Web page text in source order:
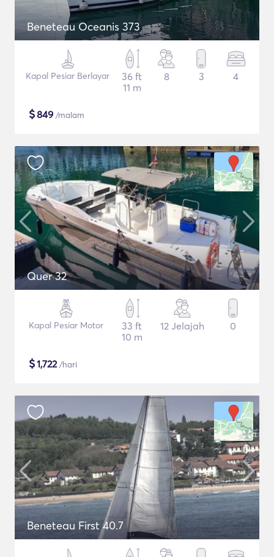
Beneteau Oceanis 373
Kapal Pesiar Berlayar
36 ft
11 m
8 3 4
$849 /malam
Quer 32
Kapal Pesiar Motor
33 ft
10 m
12 Jelajah 0
$1,722/hari
Beneteau First 40.7